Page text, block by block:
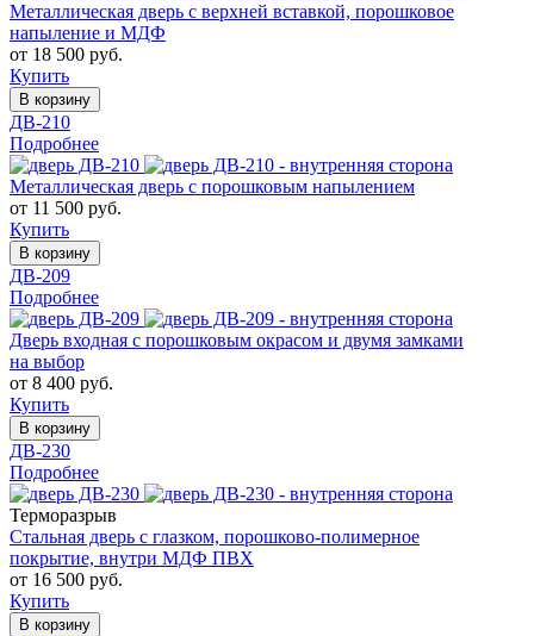
Металлическая дверь с верхней вставкой, порошковое
напыление и МДФ
от 18 500 руб.
Купить
В корзину
ДВ-210
Подробнее
Металлическая дверь с порошковым напылением
от 11 500 руб.
Купить
В корзину
ДВ-209
Подробнее
Дверь входная с порошковым окрасом и двумя замками
на выбор
от 8 400 руб.
Купить
В корзину
ДВ-230
Подробнее
Терморазрыв
Стальная дверь с глазком, порошково-полимерное
покрытие, внутри МДФ ПВХ
от 16 500 руб.
Купить
В корзину